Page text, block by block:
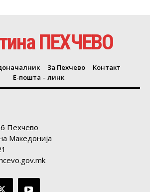
ПЕХЧЕВО
За Пехчево
Контакт
Е-пошта – линк
Пехчево
Македонија